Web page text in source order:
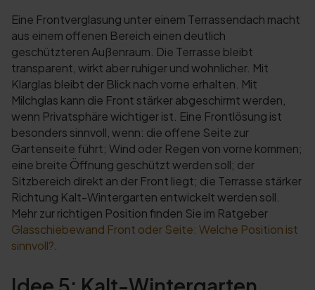
Eine Frontverglasung unter einem Terrassendach macht
aus einem offenen Bereich einen deutlich
geschützteren Außenraum. Die Terrasse bleibt
transparent, wirkt aber ruhiger und wohnlicher. Mit
Klarglas bleibt der Blick nach vorne erhalten. Mit
Milchglas kann die Front stärker abgeschirmt werden,
wenn Privatsphäre wichtiger ist. Eine Frontlösung ist
besonders sinnvoll, wenn: die offene Seite zur
Gartenseite führt; Wind oder Regen von vorne kommen;
eine breite Öffnung geschützt werden soll; der
Sitzbereich direkt an der Front liegt; die Terrasse stärker
Richtung Kalt-Wintergarten entwickelt werden soll.
Mehr zur richtigen Position finden Sie im Ratgeber
Glasschiebewand Front oder Seite: Welche Position ist
sinnvoll?
Idee 5: Kalt-Wintergarten